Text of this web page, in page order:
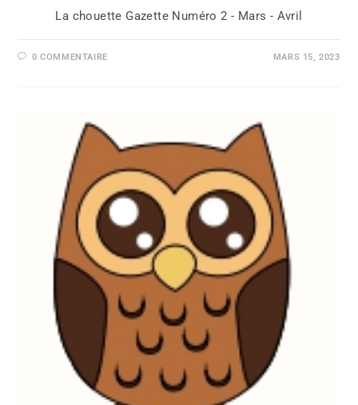
La chouette Gazette Numéro 2 - Mars - Avril
0 COMMENTAIRE MARS 15, 2023